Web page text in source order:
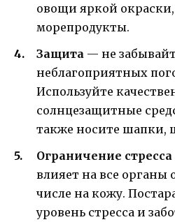
овощи яркой окраски,
морепродукты.
Защита — не
неблагоприятных
Используйте
солнцезащитные
также носите шапки,
Ограничение стресса
влияет на все органы
числе на кожу.
уровень стресса и